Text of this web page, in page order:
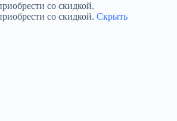
со скидкой.
со скидкой. Скрыть